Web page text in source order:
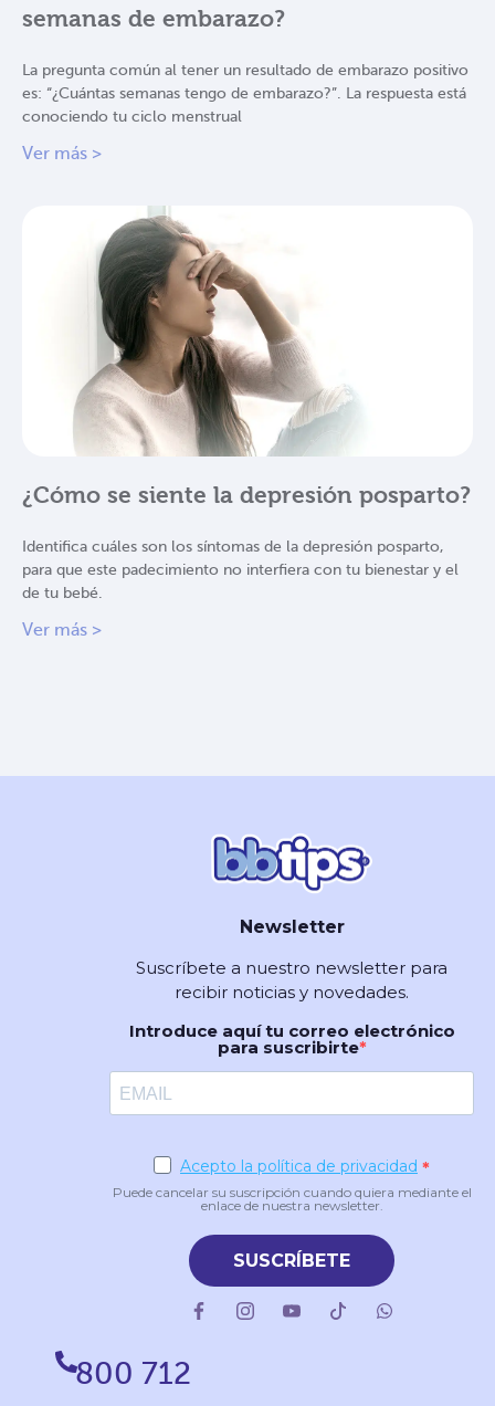
semanas de embarazo?
La pregunta común al tener un resultado de embarazo positivo
es: “¿Cuántas semanas tengo de embarazo?”. La respuesta está
conociendo tu ciclo menstrual
Ver más >
¿Cómo se siente la depresión posparto?
Identifica cuáles son los síntomas de la depresión posparto,
para que este padecimiento no interfiera con tu bienestar y el
de tu bebé.
Ver más >
Newsletter
Suscríbete a nuestro newsletter para
recibir noticias y novedades.
Introduce aquí tu correo electrónico
para suscribirte
Acepto la política de privacidad
Puede cancelar su suscripción cuando quiera mediante el
enlace de nuestra newsletter.
SUSCRÍBETE
800 712